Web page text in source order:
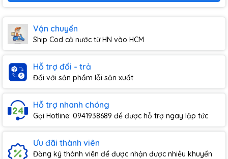
Vận chuyển
Ship Cod cả nước từ HN vào HCM
Hỗ trợ đổi - trả
Đối với sản phẩm lỗi sản xuất
Hỗ trợ nhanh chóng
Gọi Hotline: 0941938689 để được hỗ trợ ngay lập tức
Ưu đãi thành viên
Đăng ký thành viên để được nhận được nhiều khuyến